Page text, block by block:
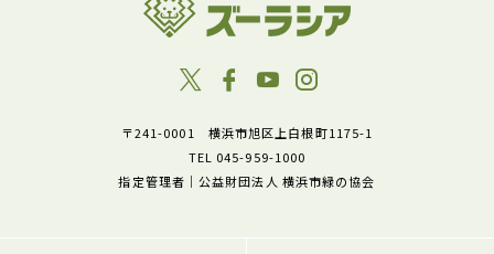
〒241-0001 横浜市旭区上白根町1175-1
TEL 045-959-1000
指定管理者｜公益財団法人 横浜市緑の協会